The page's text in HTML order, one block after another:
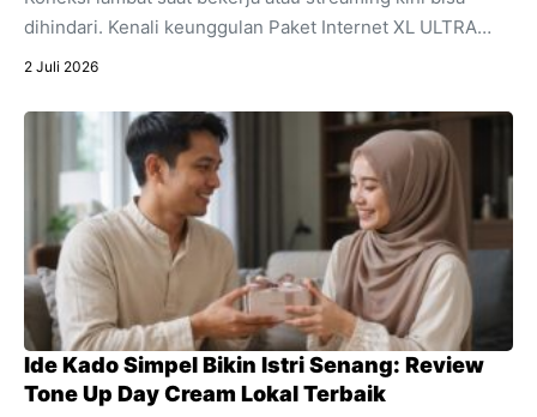
dihindari. Kenali keunggulan Paket Internet XL ULTRA
5G+ yang menawarkan kecepatan ultra dan stabilitas
2 Juli 2026
Ide Kado Simpel Bikin Istri Senang: Review
Tone Up Day Cream Lokal Terbaik